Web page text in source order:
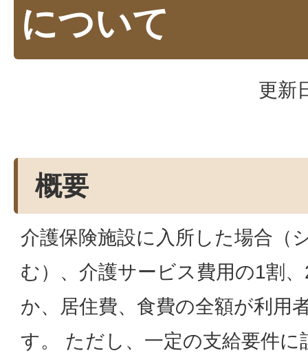
について
更新
概要
介護保険施設に入所した場合（
む）、介護サービス費用の1割
か、居住費、食費の全額が利用
す。 ただし、一定の支給要件に